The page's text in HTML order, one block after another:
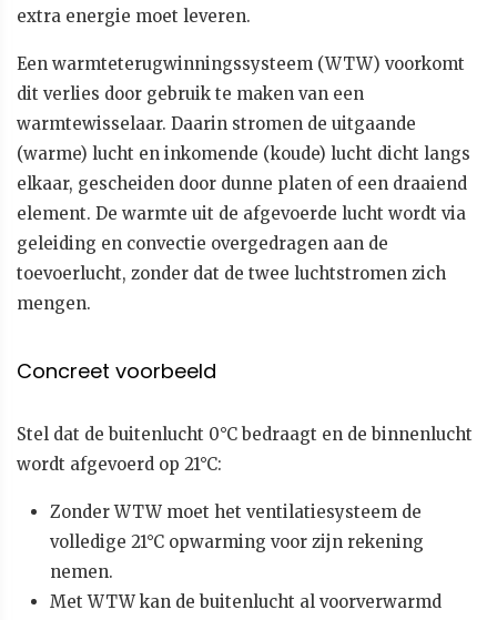
extra energie moet leveren.
Een warmteterugwinningssysteem (WTW) voorkomt
dit verlies door gebruik te maken van een
warmtewisselaar. Daarin stromen de uitgaande
(warme) lucht en inkomende (koude) lucht dicht langs
elkaar, gescheiden door dunne platen of een draaiend
element. De warmte uit de afgevoerde lucht wordt via
geleiding en convectie overgedragen aan de
toevoerlucht, zonder dat de twee luchtstromen zich
mengen.
Concreet voorbeeld
Stel dat de buitenlucht 0°C bedraagt en de binnenlucht
wordt afgevoerd op 21°C:
Zonder WTW moet het ventilatiesysteem de
volledige 21°C opwarming voor zijn rekening
nemen.
Met WTW kan de buitenlucht al voorverwarmd